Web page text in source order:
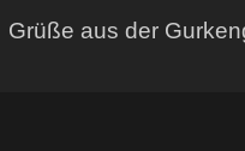
Grüße aus der